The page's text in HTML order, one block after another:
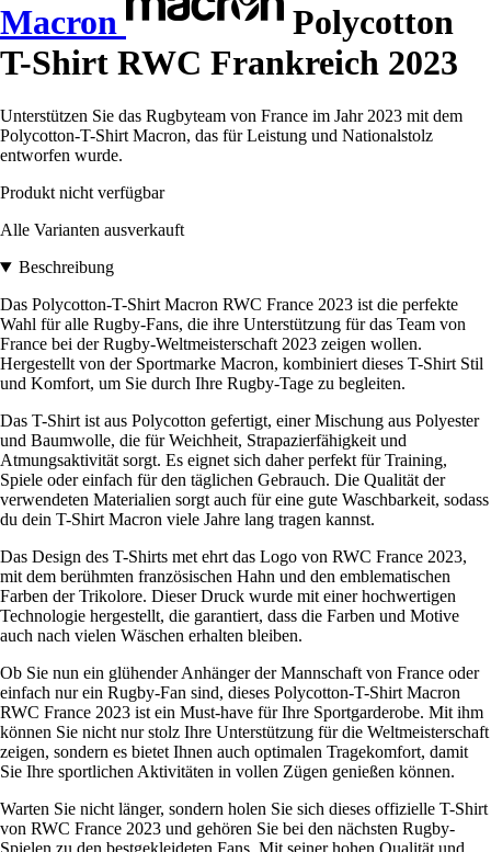
Macron
Polycotton
T-Shirt RWC Frankreich 2023
Unterstützen Sie das Rugbyteam von France im Jahr 2023 mit dem
Polycotton-T-Shirt Macron, das für Leistung und Nationalstolz
entworfen wurde.
Produkt nicht verfügbar
Alle Varianten ausverkauft
Beschreibung
Das Polycotton-T-Shirt Macron RWC France 2023 ist die perfekte
Wahl für alle Rugby-Fans, die ihre Unterstützung für das Team von
France bei der Rugby-Weltmeisterschaft 2023 zeigen wollen.
Hergestellt von der Sportmarke Macron, kombiniert dieses T-Shirt Stil
und Komfort, um Sie durch Ihre Rugby-Tage zu begleiten.
Das T-Shirt ist aus Polycotton gefertigt, einer Mischung aus Polyester
und Baumwolle, die für Weichheit, Strapazierfähigkeit und
Atmungsaktivität sorgt. Es eignet sich daher perfekt für Training,
Spiele oder einfach für den täglichen Gebrauch. Die Qualität der
verwendeten Materialien sorgt auch für eine gute Waschbarkeit, sodass
du dein T-Shirt Macron viele Jahre lang tragen kannst.
Das Design des T-Shirts met ehrt das Logo von RWC France 2023,
mit dem berühmten französischen Hahn und den emblematischen
Farben der Trikolore. Dieser Druck wurde mit einer hochwertigen
Technologie hergestellt, die garantiert, dass die Farben und Motive
auch nach vielen Wäschen erhalten bleiben.
Ob Sie nun ein glühender Anhänger der Mannschaft von France oder
einfach nur ein Rugby-Fan sind, dieses Polycotton-T-Shirt Macron
RWC France 2023 ist ein Must-have für Ihre Sportgarderobe. Mit ihm
können Sie nicht nur stolz Ihre Unterstützung für die Weltmeisterschaft
zeigen, sondern es bietet Ihnen auch optimalen Tragekomfort, damit
Sie Ihre sportlichen Aktivitäten in vollen Zügen genießen können.
Warten Sie nicht länger, sondern holen Sie sich dieses offizielle T-Shirt
von RWC France 2023 und gehören Sie bei den nächsten Rugby-